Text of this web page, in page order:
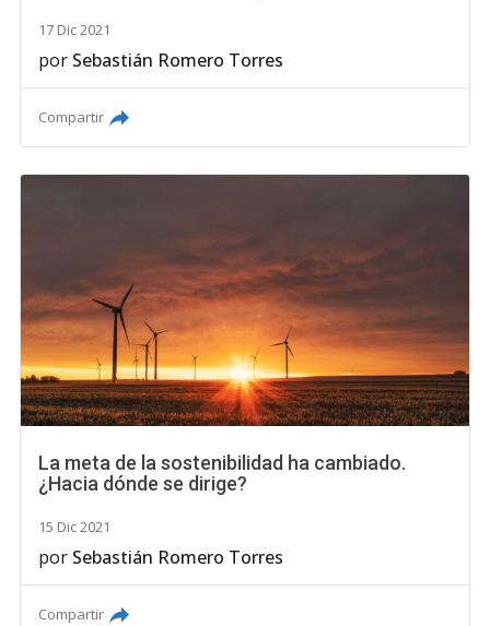
17 Dic 2021
por Sebastián Romero Torres
Compartir
La meta de la sostenibilidad ha cambiado.
¿Hacia dónde se dirige?
15 Dic 2021
por Sebastián Romero Torres
Compartir